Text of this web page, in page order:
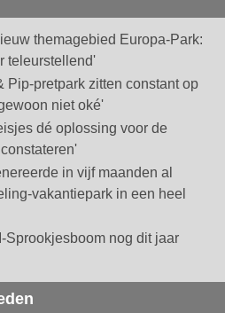
themagebied Europa-Park:
teleurstellend'
Pip-pretpark zitten constant op
niet oké'
dé oplossing voor de
in vijf maanden al
vakantiepark in een heel
Sprookjesboom nog dit jaar